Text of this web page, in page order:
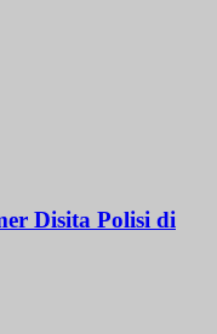
Disita Polisi di